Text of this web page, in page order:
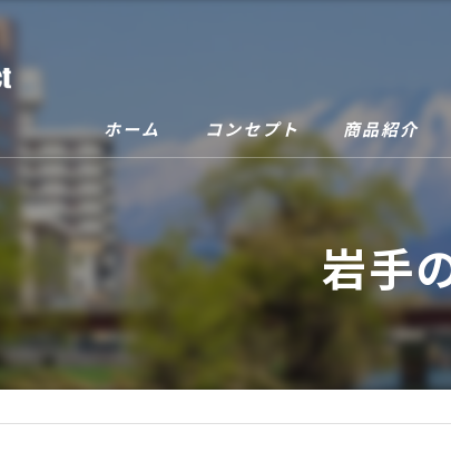
ホーム コンセプト 商品紹介
岩手